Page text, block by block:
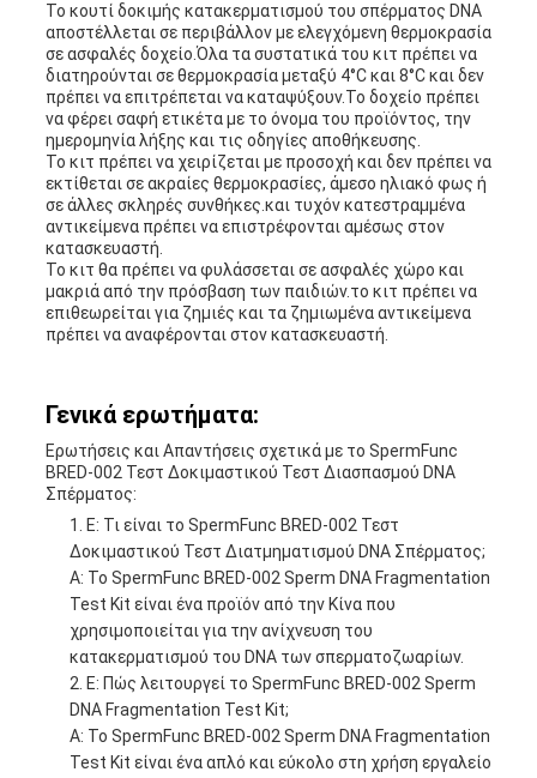
Το κουτί δοκιμής κατακερματισμού του σπέρματος DNA
αποστέλλεται σε περιβάλλον με ελεγχόμενη θερμοκρασία
σε ασφαλές δοχείο.Όλα τα συστατικά του κιτ πρέπει να
διατηρούνται σε θερμοκρασία μεταξύ 4°C και 8°C και δεν
πρέπει να επιτρέπεται να καταψύξουν.Το δοχείο πρέπει
να φέρει σαφή ετικέτα με το όνομα του προϊόντος, την
ημερομηνία λήξης και τις οδηγίες αποθήκευσης.
Το κιτ πρέπει να χειρίζεται με προσοχή και δεν πρέπει να
εκτίθεται σε ακραίες θερμοκρασίες, άμεσο ηλιακό φως ή
σε άλλες σκληρές συνθήκες.και τυχόν κατεστραμμένα
αντικείμενα πρέπει να επιστρέφονται αμέσως στον
κατασκευαστή.
Το κιτ θα πρέπει να φυλάσσεται σε ασφαλές χώρο και
μακριά από την πρόσβαση των παιδιών.το κιτ πρέπει να
επιθεωρείται για ζημιές και τα ζημιωμένα αντικείμενα
πρέπει να αναφέρονται στον κατασκευαστή.
Γενικά ερωτήματα:
Ερωτήσεις και Απαντήσεις σχετικά με το SpermFunc
BRED-002 Τεστ Δοκιμαστικού Τεστ Διασπασμού DNA
Σπέρματος:
Ε: Τι είναι το SpermFunc BRED-002 Τεστ
Δοκιμαστικού Τεστ Διατμηματισμού DNA Σπέρματος;
Α: Το SpermFunc BRED-002 Sperm DNA Fragmentation
Test Kit είναι ένα προϊόν από την Κίνα που
χρησιμοποιείται για την ανίχνευση του
κατακερματισμού του DNA των σπερματοζωαρίων.
Ε: Πώς λειτουργεί το SpermFunc BRED-002 Sperm
DNA Fragmentation Test Kit;
Α: Το SpermFunc BRED-002 Sperm DNA Fragmentation
Test Kit είναι ένα απλό και εύκολο στη χρήση εργαλείο